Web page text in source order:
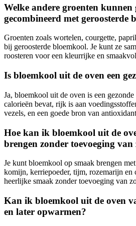
Welke andere groenten kunnen
gecombineerd met geroosterde
Groenten zoals wortelen, courgette,
bij geroosterde bloemkool. Je kunt ze
roosteren voor een kleurrijke en
Is bloemkool uit de oven een
Ja, bloemkool uit de oven is een
calorieën bevat, rijk is aan
vezels, en een goede bron van
Hoe kan ik bloemkool uit de
brengen zonder toevoeging van
Je kunt bloemkool op smaak brengen
komijn, kerriepoeder, tijm, rozemarijn en
heerlijke smaak zonder toevoeging van
Kan ik bloemkool uit de oven
en later opwarmen?